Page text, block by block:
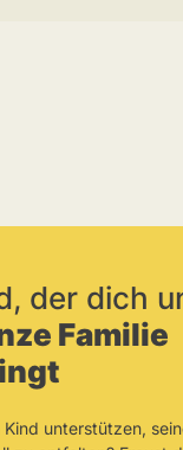
der dich
Familie
unterstützen,